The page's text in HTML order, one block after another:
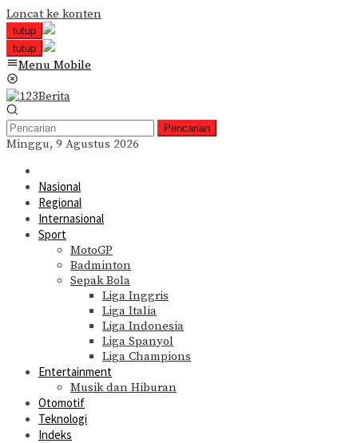
Loncat ke konten
tutup
tutup
Menu Mobile
Pencarian
Minggu, 9 Agustus 2026
Nasional
Regional
Internasional
Sport
MotoGP
Badminton
Sepak Bola
Liga Inggris
Liga Italia
Liga Indonesia
Liga Spanyol
Liga Champions
Entertainment
Musik dan Hiburan
Otomotif
Teknologi
Indeks